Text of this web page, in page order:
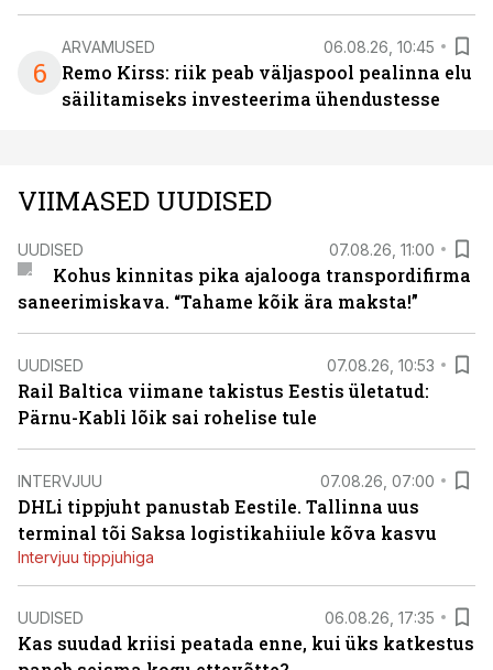
6
ARVAMUSED 06.08.26, 10:45
Remo Kirss: riik peab väljaspool pealinna elu
säilitamiseks investeerima ühendustesse
VIIMASED UUDISED
UUDISED 07.08.26, 11:00
Kohus kinnitas pika ajalooga transpordifirma
saneerimiskava. “Tahame kõik ära maksta!”
UUDISED 07.08.26, 10:53
Rail Baltica viimane takistus Eestis ületatud:
Pärnu-Kabli lõik sai rohelise tule
INTERVJUU 07.08.26, 07:00
DHLi tippjuht panustab Eestile. Tallinna uus
terminal tõi Saksa logistikahiiule kõva kasvu
Intervjuu tippjuhiga
UUDISED 06.08.26, 17:35
Kas suudad kriisi peatada enne, kui üks katkestus